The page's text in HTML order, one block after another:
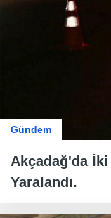
Gündem
Akçadağ'da
Yaralandı.